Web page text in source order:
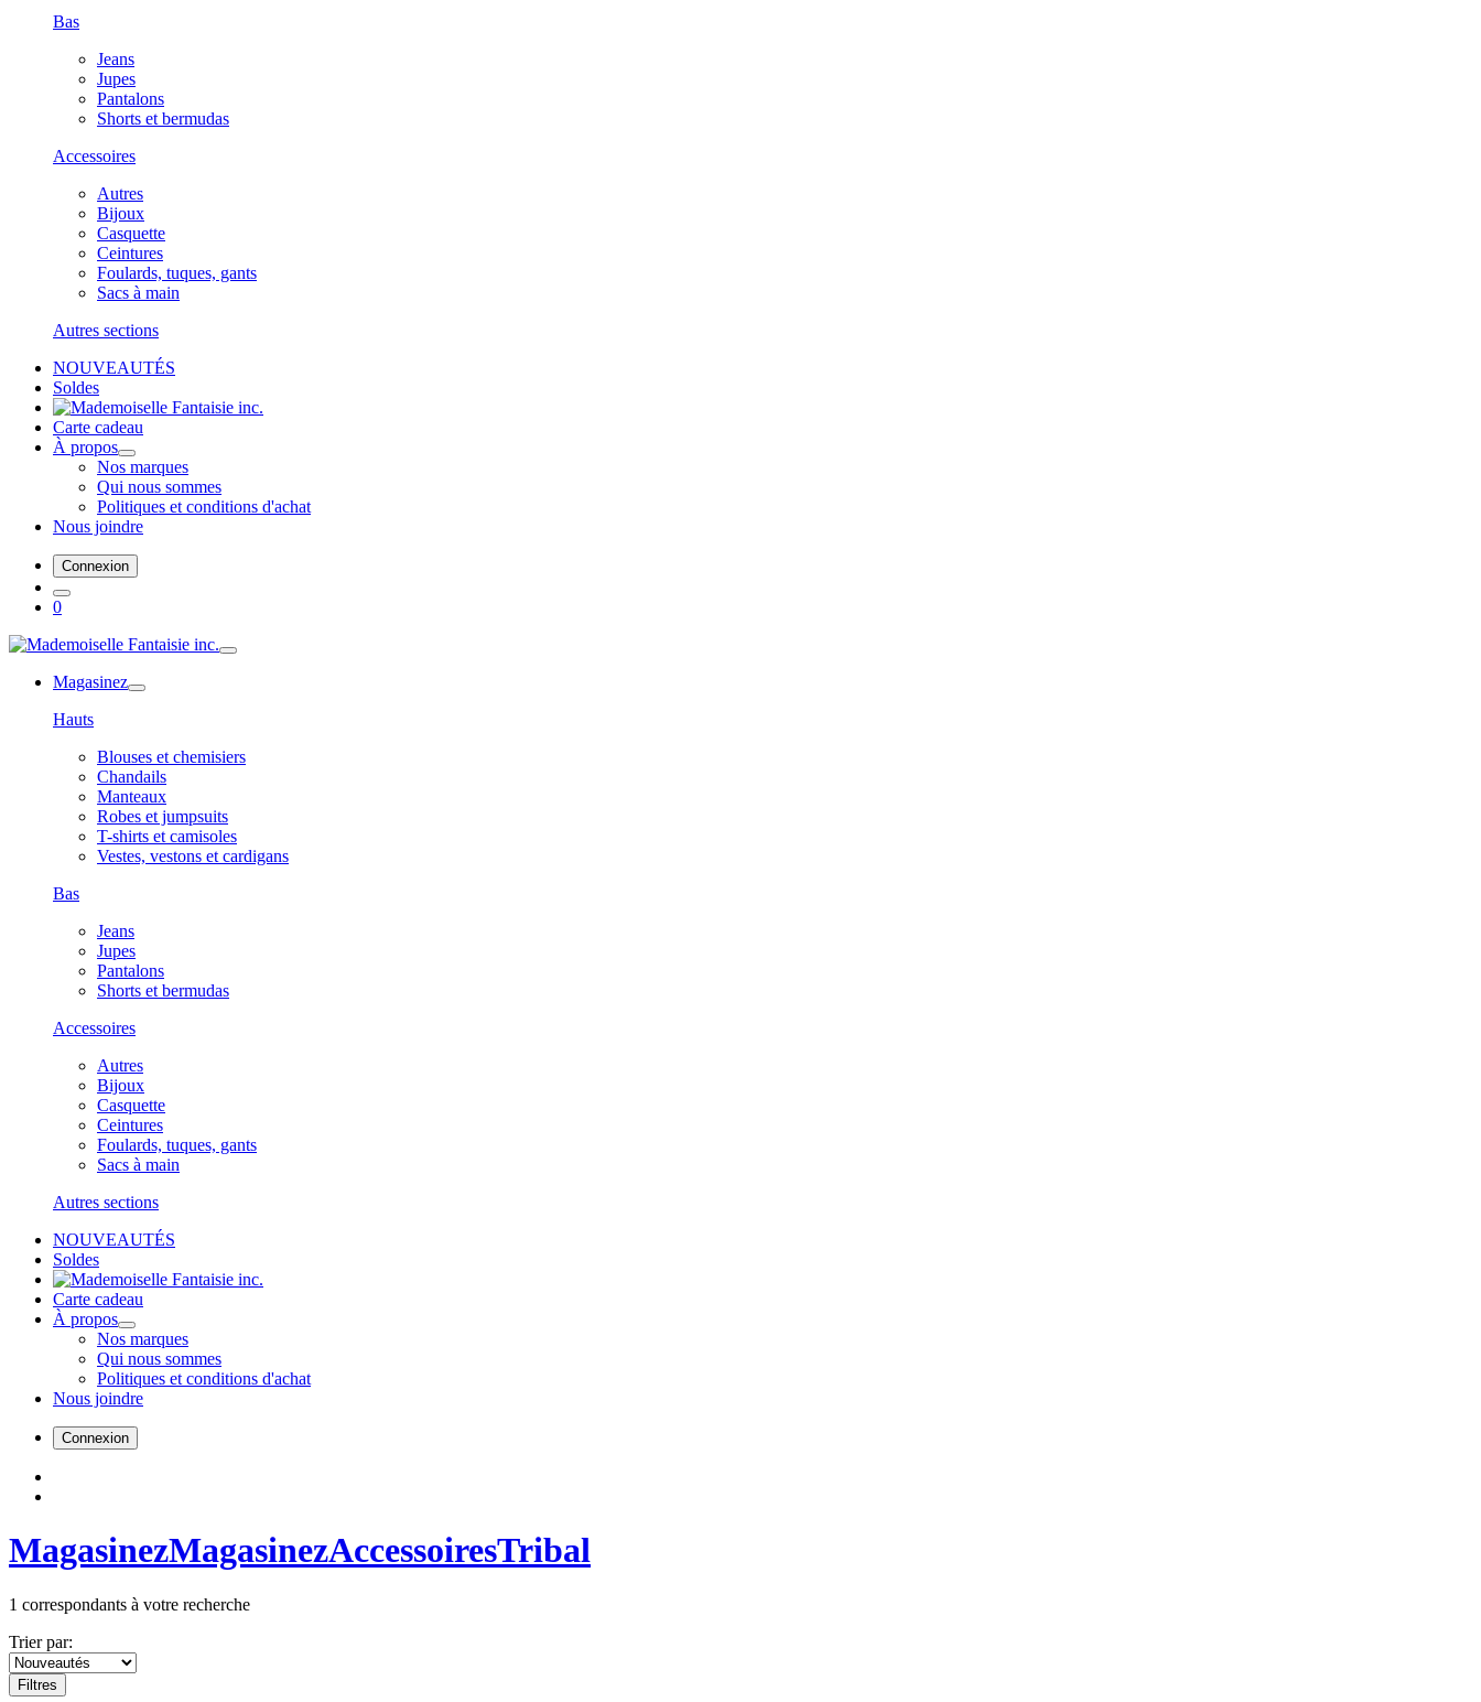
Bas
Jeans
Jupes
Pantalons
Shorts et bermudas
Accessoires
Autres
Bijoux
Casquette
Ceintures
Foulards, tuques, gants
Sacs à main
Autres sections
NOUVEAUTÉS
Soldes
Carte cadeau
À propos
Nos marques
Qui nous sommes
Politiques et conditions d'achat
Nous joindre
Connexion
0
Magasinez
Hauts
Blouses et chemisiers
Chandails
Manteaux
Robes et jumpsuits
T-shirts et camisoles
Vestes, vestons et cardigans
Bas
Jeans
Jupes
Pantalons
Shorts et bermudas
Accessoires
Autres
Bijoux
Casquette
Ceintures
Foulards, tuques, gants
Sacs à main
Autres sections
NOUVEAUTÉS
Soldes
Carte cadeau
À propos
Nos marques
Qui nous sommes
Politiques et conditions d'achat
Nous joindre
Connexion
MagasinezMagasinezAccessoiresTribal
1 correspondants à votre recherche
Trier par:
Filtres